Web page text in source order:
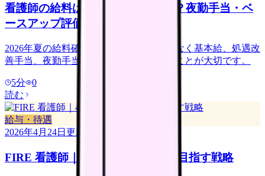
看護師の給料は2026年夏に上がる？夜勤手当・ベ
ースアップ評価料・求人票の見方
2026年夏の給料確認は、総支給額だけでなく基本給、処遇改
善手当、夜勤手当、賞与算定対象を見ることが大切です。
5分
0
読む
給与・待遇
2026年4月24日 更新
FIRE 看護師｜40-50 代早期退職を目指す戦略